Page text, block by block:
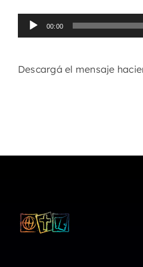
Reproductor
de
00:00
Descargá el mensaje